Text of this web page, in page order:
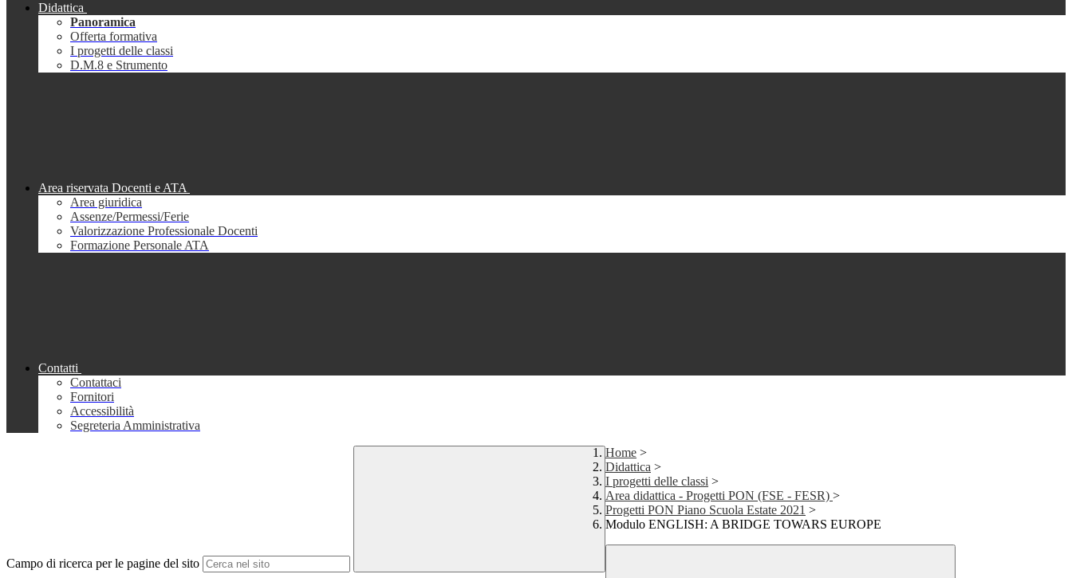
Didattica
Panoramica
Offerta formativa
I progetti delle classi
D.M.8 e Strumento
Area riservata Docenti e ATA
Area giuridica
Assenze/Permessi/Ferie
Valorizzazione Professionale Docenti
Formazione Personale ATA
Contatti
Contattaci
Fornitori
Accessibilità
Segreteria Amministrativa
Campo di ricerca per le pagine del sito
Home >
Didattica >
I progetti delle classi >
Area didattica - Progetti PON (FSE - FESR) >
Progetti PON Piano Scuola Estate 2021 >
Modulo ENGLISH: A BRIDGE TOWARS EUROPE